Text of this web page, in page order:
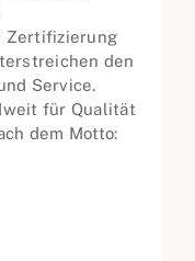
Zertifizierung
den
Service.
für Qualität
dem Motto: